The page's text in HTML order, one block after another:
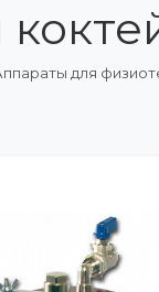
для